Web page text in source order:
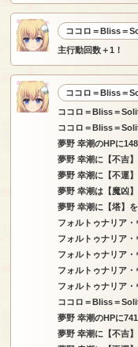
ココロ＝Bliss＝
主行動回数＋1！
ココロ＝Bliss＝
ココロ＝Bliss＝
ココロ＝Bliss＝
夢野 幸潮のHPに
夢野 幸潮に【不吉】
夢野 幸潮に【不運】
夢野 幸潮は【魔凶
夢野 幸潮に【塔】を
フォルトゥナリア・
フォルトゥナリア
フォルトゥナリア
フォルトゥナリア
フォルトゥナリア
ココロ＝Bliss＝
夢野 幸潮のHPに
夢野 幸潮に【不吉】